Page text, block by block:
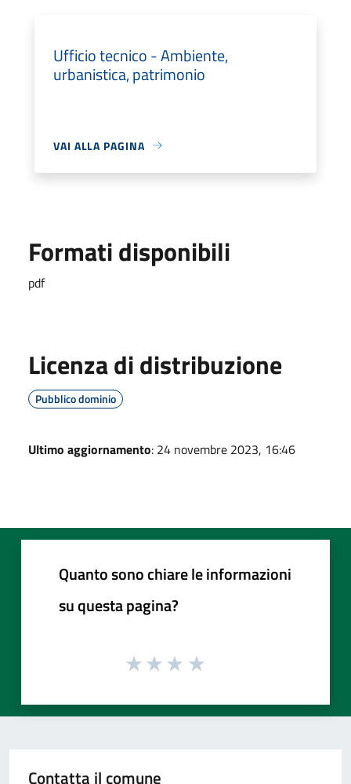
Ufficio tecnico - Ambiente,
urbanistica, patrimonio
VAI ALLA PAGINA
Formati disponibili
pdf
Licenza di distribuzione
Pubblico dominio
Ultimo aggiornamento: 24 novembre 2023, 16:46
Quanto sono chiare le informazioni
su questa pagina?
Contatta il comune